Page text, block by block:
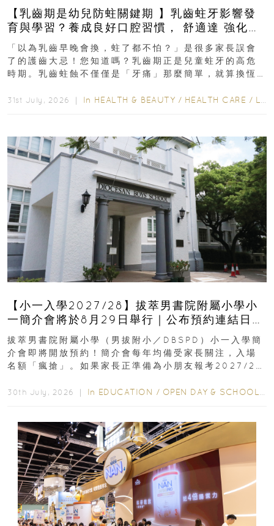
【乳齒期是幼兒防蛀關鍵期 】乳齒蛀牙影響發
育與學習？養成良好口腔習慣， 舒適達 強化琺
瑯質 兒童牙膏防護指南
「以為乳齒早晚會換，蛀了都不怕？」是很多家長誤會
了的護齒大忌！您知道嗎？乳齒期正是兒童蛀牙的高危
時期。乳齒蛀蝕不僅僅是「牙痛」那麼簡單，就算換恆
31st July, 2026 ｜ In HEALTH & BEAUTY / HEALTH CARE / LIFESTYLE
【小一入學2027/28】拔萃男書院附屬小學小
一簡介會將於8月29日舉行｜公布預約連結日期
｜更設有網上重溫
拔萃男書院附屬小學（男拔附小／DBSPD）小一入學簡
介會即將開放預約！簡介會每年均備受家長關注，入場
名額「瘋搶」。如果家長正準備為小朋友報考2027/28
30th July, 2026 ｜ In EDUCATION / OPEN DAY & SCHOOL EVENTS